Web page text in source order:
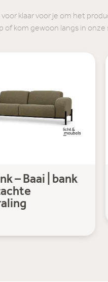
klaar voor je om het
of kom gewoon langs in
– Baai | bank